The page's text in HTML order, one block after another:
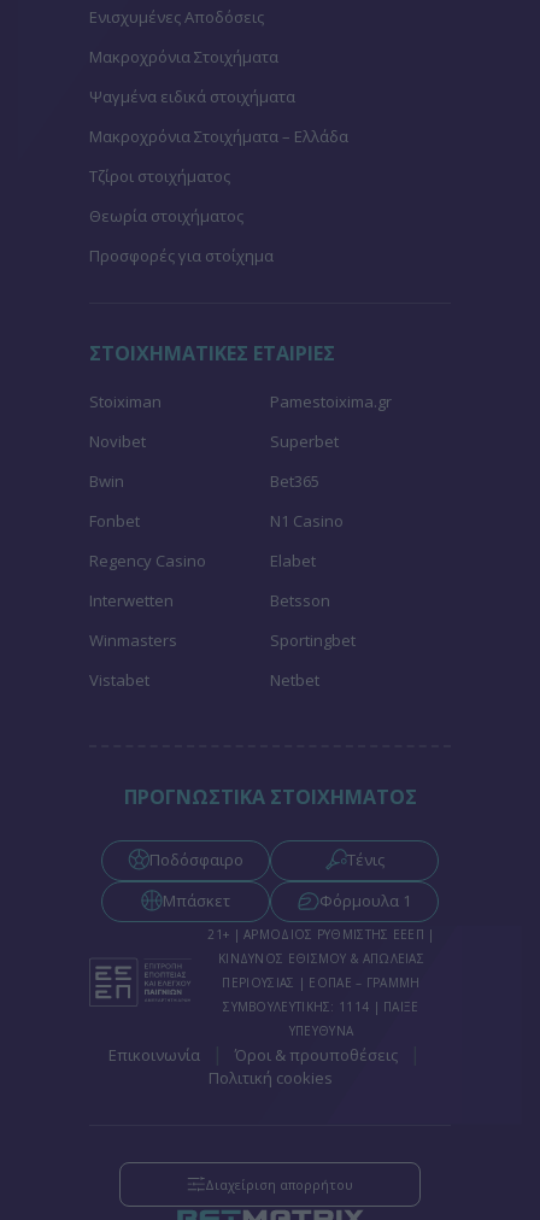
Ενισχυμένες Αποδόσεις
Μακροχρόνια Στοιχήματα
Ψαγμένα ειδικά στοιχήματα
Μακροχρόνια Στοιχήματα – Ελλάδα
Τζίροι στοιχήματος
Θεωρία στοιχήματος
Προσφορές για στοίχημα
ΣΤΟΙΧΗΜΑΤΙΚΕΣ ΕΤΑΙΡΙΕΣ
Stoiximan
Pamestoixima.gr
Novibet
Superbet
Bwin
Bet365
Fonbet
N1 Casino
Regency Casino
Elabet
Interwetten
Betsson
Winmasters
Sportingbet
Vistabet
Netbet
ΠΡΟΓΝΩΣΤΙΚΑ ΣΤΟΙΧΗΜΑΤΟΣ
Ποδόσφαιρο
Τένις
Μπάσκετ
Φόρμουλα 1
21+ | ΑΡΜΟΔΙΟΣ ΡΥΘΜΙΣΤΗΣ ΕΕΕΠ |
ΚΙΝΔΥΝΟΣ ΕΘΙΣΜΟΥ & ΑΠΩΛΕΙΑΣ
ΠΕΡΙΟΥΣΙΑΣ | ΕΟΠΑΕ – ΓΡΑΜΜΗ
ΣΥΜΒΟΥΛΕΥΤΙΚΗΣ: 1114 | ΠΑΙΞΕ
ΥΠΕΥΘΥΝΑ
Επικοινωνία Όροι & προυποθέσεις
Πολιτική cookies
Διαχείριση απορρήτου